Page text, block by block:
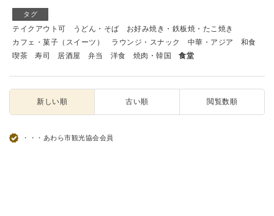
タグ
テイクアウト可 うどん・そば
お好み焼き・鉄板焼・たこ焼き
カフェ・菓子（スイーツ）
ラウンジ・スナック 中華・アジア
和食
喫茶
寿司 居酒屋 弁当 洋食 焼肉・韓国 食堂
新しい順 古い順 閲覧数順
・・・あわら市観光協会会員